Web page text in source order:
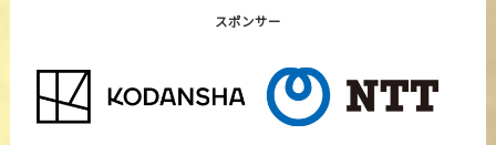
スポンサー